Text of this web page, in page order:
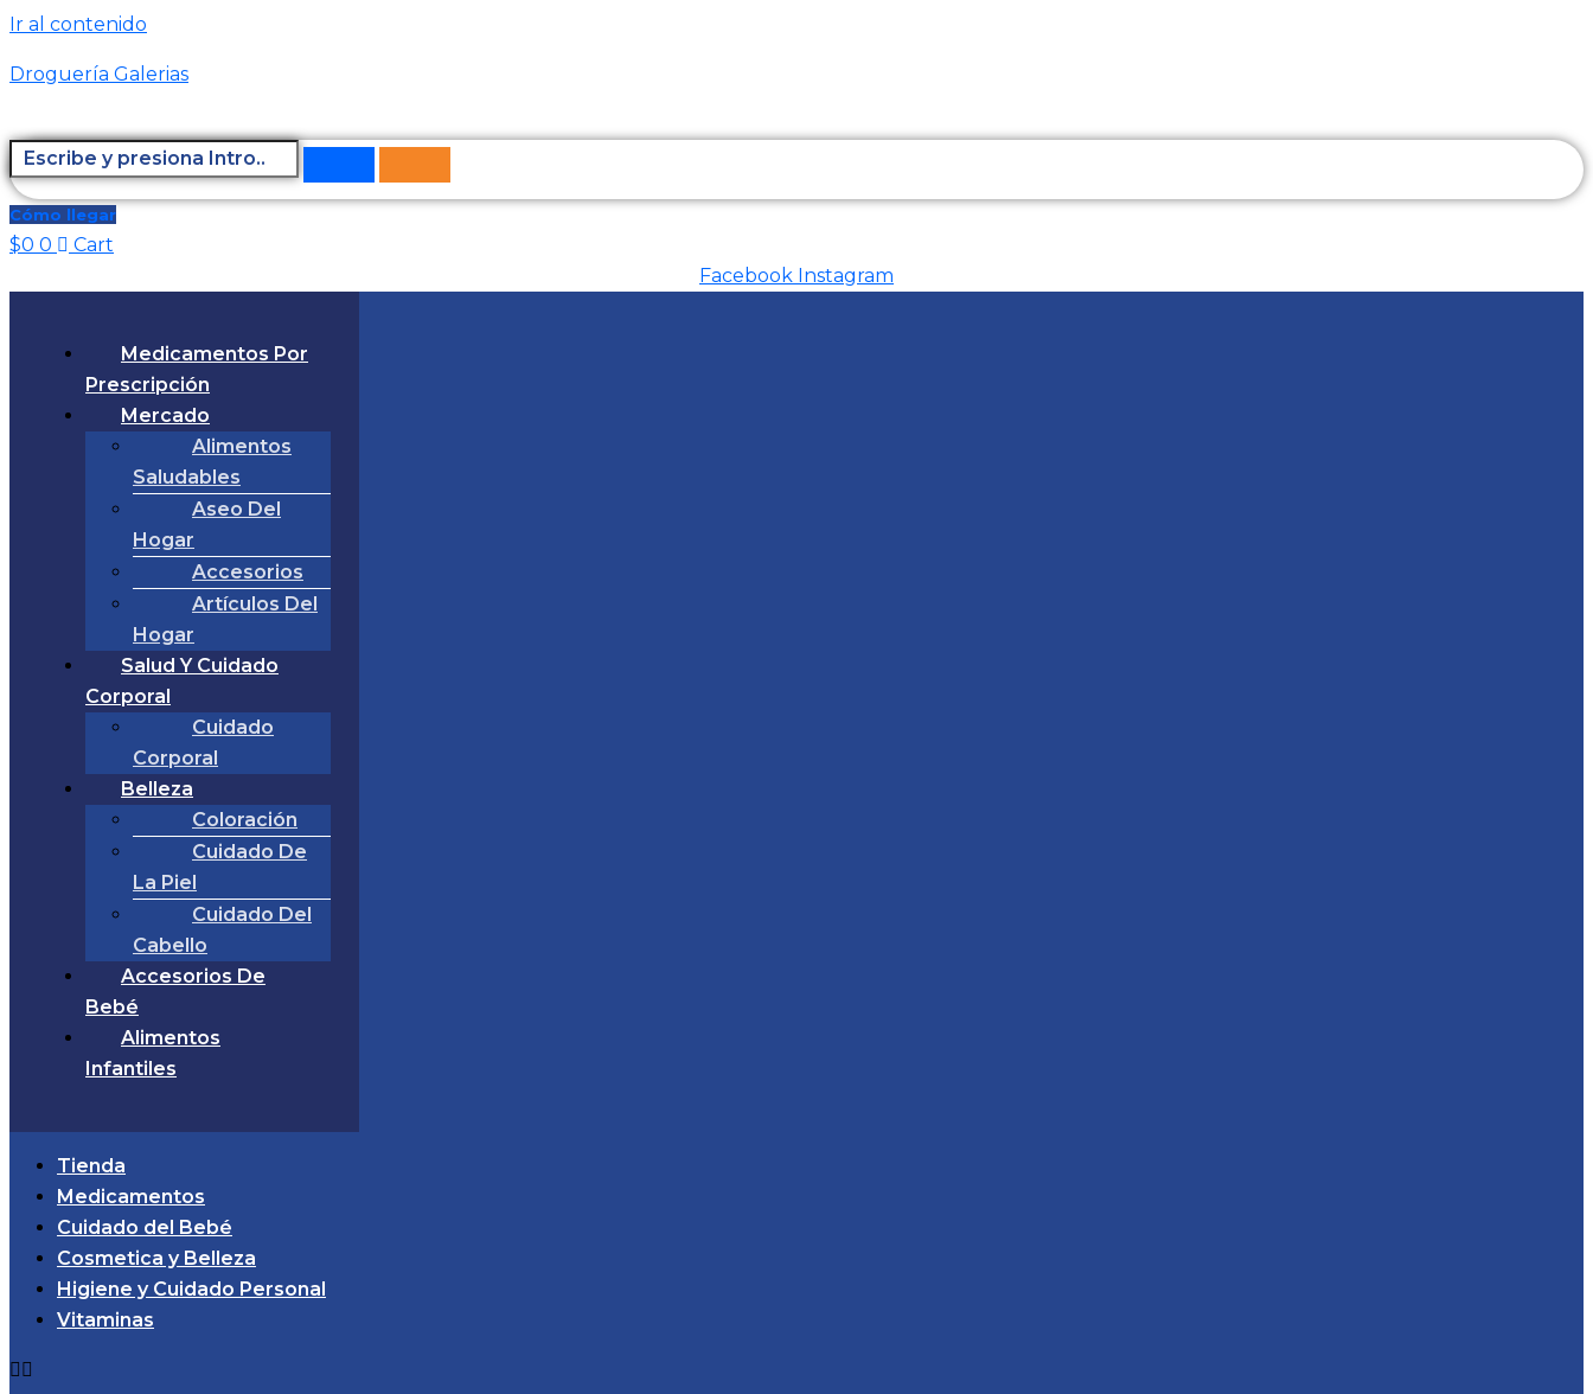
Ir al contenido
Droguería Galerias
Cómo llegar
$0 0
Cart
Facebook Instagram
Medicamentos Por
Prescripción
Mercado
Alimentos
Saludables
Aseo Del
Hogar
Accesorios
Artículos Del
Hogar
Salud Y Cuidado
Corporal
Cuidado
Corporal
Belleza
Coloración
Cuidado De
La Piel
Cuidado Del
Cabello
Accesorios De
Bebé
Alimentos
Infantiles
Tienda
Medicamentos
Cuidado del Bebé
Cosmetica y Belleza
Higiene y Cuidado Personal
Vitaminas